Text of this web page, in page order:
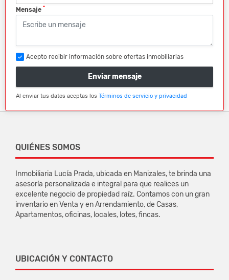
Mensaje *
Acepto recibir información sobre ofertas inmobiliarias
Enviar mensaje
Al enviar tus datos aceptas los Términos de servicio y privacidad
QUIÉNES SOMOS
Inmobiliaria Lucía Prada, ubicada en Manizales, te brinda una
asesoría personalizada e integral para que realices un
excelente negocio de propiedad raíz. Contamos con un gran
inventario en Venta y en Arrendamiento, de Casas,
Apartamentos, oficinas, locales, lotes, fincas.
UBICACIÓN Y CONTACTO